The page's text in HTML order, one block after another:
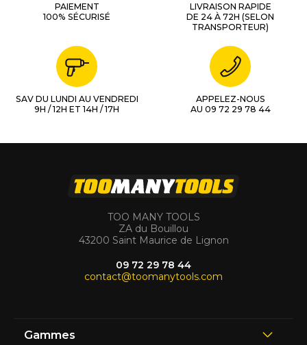
PAIEMENT
100% SÉCURISÉ
LIVRAISON RAPIDE
DE 24 À 72H (SELON
TRANSPORTEUR)
SAV DU LUNDI AU VENDREDI
9H / 12H ET 14H / 17H
APPELEZ-NOUS
AU 09 72 29 78 44
TOO MANY TOOLS
ZA du Bouillou
43200 Saint Maurice de Lignon
09 72 29 78 44
contact@toomanytools.com
Gammes